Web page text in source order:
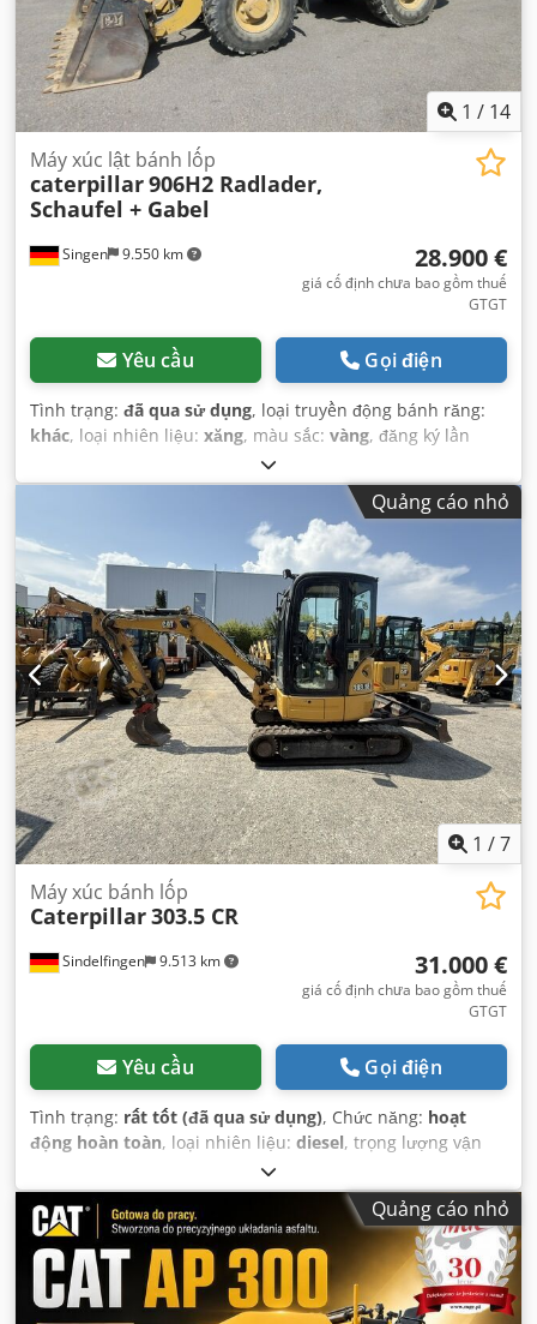
1 / 14
Singen 9.550 km
Máy xúc lật bánh lốp
caterpillar906H2 Radlader,
Schaufel + Gabel
28.900 €
giá cố định chưa bao gồm thuế
GTGT
Yêu cầu Gọi điện
Tình trạng: đã qua sử dụng, loại truyền động bánh răng:
khác, loại nhiên liệu: xăng, màu sắc: vàng, đăng ký lần
, hạng mục khí thải:
khác, Năm sản xuất:2013, giờ hoạt động:3.700 h, cabin
Quảng cáo nhỏ
1 /7
Sindelfingen 9.513 km
Máy xúc bánh lốp
Caterpillar303.5 CR
31.000 €
giá cố định chưa bao gồm thuế
GTGT
Yêu cầu Gọi điện
Tình trạng: rất tốt (đã qua sử dụng), Chức năng: hoạt
động hoàn toàn, loại nhiên liệu: diesel, trọng lượng vận
, Năm sản xuất:
h, Thiết bị:dải xích cao su,
Quảng cáo nhỏ